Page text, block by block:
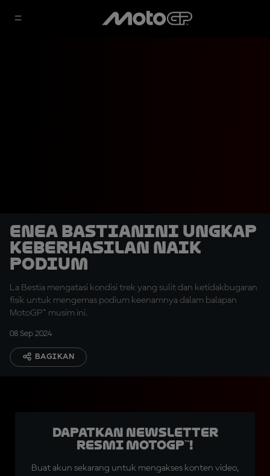
Enea Bastianini Ungkap
Keberhasilan Naik
Podium
La Bestia mengatasi kondisi trek yang sulit dan ketidakbugaran
fisik untuk mengemas podium keenamnya dalam balapan
MotoGP™ musim ini.
08 Sep 2024
BAGIKAN
Dapatkan Newsletter
Resmi MotoGP™!
Buat akun sekarang untuk mengakses konten video,